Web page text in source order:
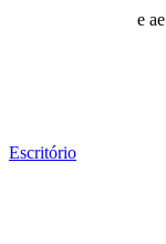
e
Escritório